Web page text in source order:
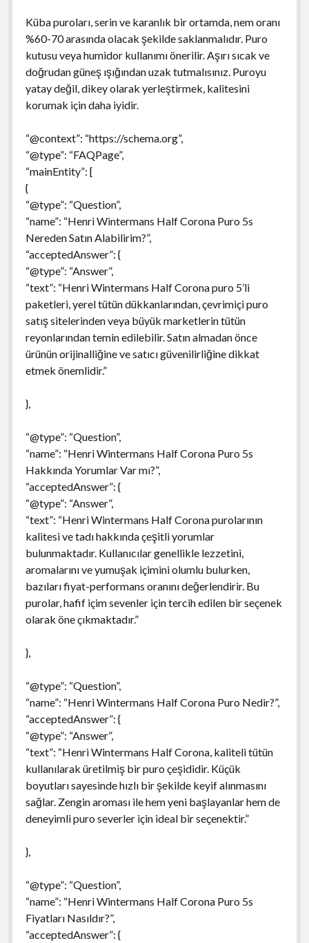
Küba puroları, serin ve karanlık bir ortamda, nem oranı
%60-70 arasında olacak şekilde saklanmalıdır. Puro
kutusu veya humidor kullanımı önerilir. Aşırı sıcak ve
doğrudan güneş ışığından uzak tutmalısınız. Puroyu
yatay değil, dikey olarak yerleştirmek, kalitesini
korumak için daha iyidir.
“@context”: “https://schema.org”,
“@type”: “FAQPage”,
“mainEntity”: [
{
“@type”: “Question”,
“name”: “Henri Wintermans Half Corona Puro 5s
Nereden Satın Alabilirim?”,
“acceptedAnswer”: {
“@type”: “Answer”,
“text”: “Henri Wintermans Half Corona puro 5’li
paketleri, yerel tütün dükkanlarından, çevrimiçi puro
satış sitelerinden veya büyük marketlerin tütün
reyonlarından temin edilebilir. Satın almadan önce
ürünün orijinalliğine ve satıcı güvenilirliğine dikkat
etmek önemlidir.”
},
“@type”: “Question”,
“name”: “Henri Wintermans Half Corona Puro 5s
Hakkında Yorumlar Var mı?”,
“acceptedAnswer”: {
“@type”: “Answer”,
“text”: “Henri Wintermans Half Corona purolarının
kalitesi ve tadı hakkında çeşitli yorumlar
bulunmaktadır. Kullanıcılar genellikle lezzetini,
aromalarını ve yumuşak içimini olumlu bulurken,
bazıları fiyat-performans oranını değerlendirir. Bu
purolar, hafif içim sevenler için tercih edilen bir seçenek
olarak öne çıkmaktadır.”
},
“@type”: “Question”,
“name”: “Henri Wintermans Half Corona Puro Nedir?”,
“acceptedAnswer”: {
“@type”: “Answer”,
“text”: “Henri Wintermans Half Corona, kaliteli tütün
kullanılarak üretilmiş bir puro çeşididir. Küçük
boyutları sayesinde hızlı bir şekilde keyif alınmasını
sağlar. Zengin aroması ile hem yeni başlayanlar hem de
deneyimli puro severler için ideal bir seçenektir.”
},
“@type”: “Question”,
“name”: “Henri Wintermans Half Corona Puro 5s
Fiyatları Nasıldır?”,
“acceptedAnswer”: {